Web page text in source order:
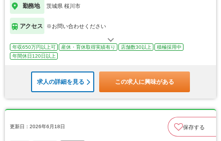
勤務地 茨城県 桜川市
アクセス ※お問い合わせください
年収650万円以上可 産休・育休取得実績有り 店舗数30以上
積極採用中
年間休日120日以上
求人の詳細を見る この求人に興味がある
更新日：2026年6月18日 保存する